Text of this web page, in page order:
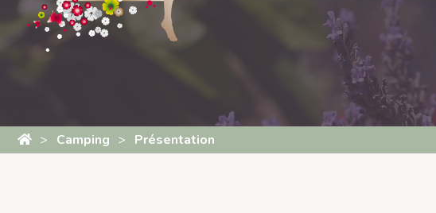
Camping Présentation